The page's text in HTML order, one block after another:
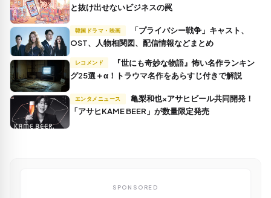
と抜け出せないビジネスの罠
韓国ドラマ・映画
OST、人物相関図、配信情報などまとめ
レコメンド
グ25選＋α！トラウマ名作をあらすじ付きで解説
エンタメニュース
「アサヒKAME BEER」が数量限定発売
SPONSORED